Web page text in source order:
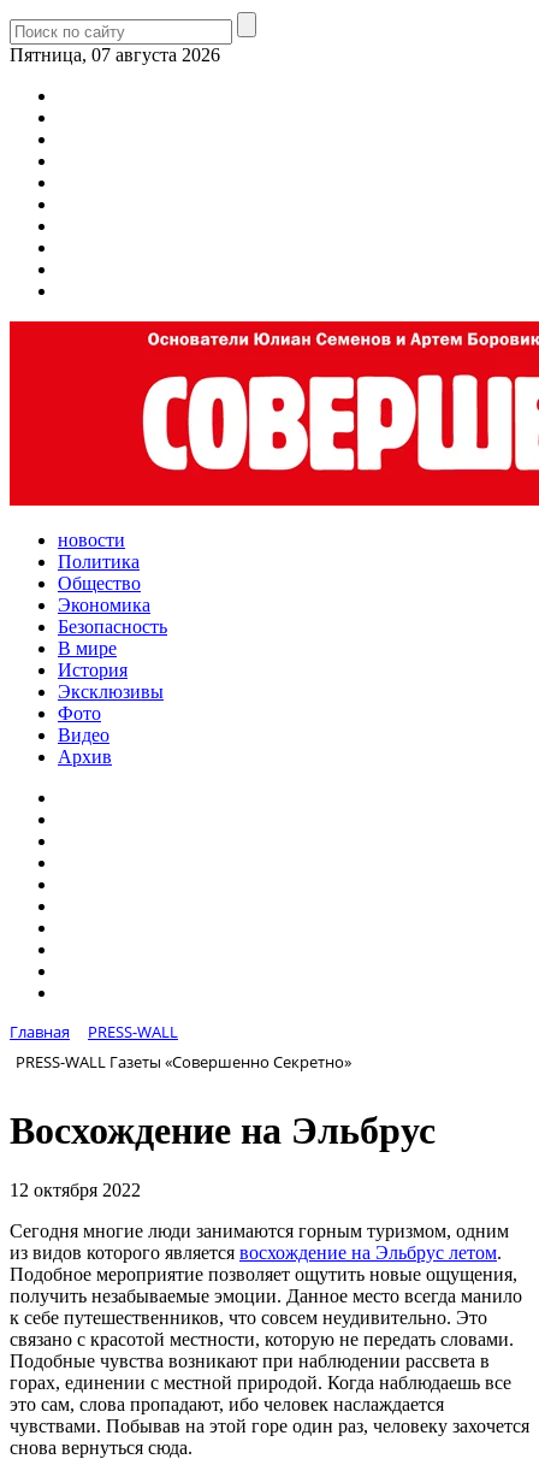
Пятница, 07 августа 2026
новости
Политика
Общество
Экономика
Безопасность
В мире
История
Эксклюзивы
Фото
Видео
Архив
Главная
PRESS-WALL
PRESS-WALL Газеты «Совершенно Секретно»
Восхождение на Эльбрус
12 октября 2022
Сегодня многие люди занимаются горным туризмом, одним
из видов которого является восхождение на Эльбрус летом.
Подобное мероприятие позволяет ощутить новые ощущения,
получить незабываемые эмоции. Данное место всегда манило
к себе путешественников, что совсем неудивительно. Это
связано с красотой местности, которую не передать словами.
Подобные чувства возникают при наблюдении рассвета в
горах, единении с местной природой. Когда наблюдаешь все
это сам, слова пропадают, ибо человек наслаждается
чувствами. Побывав на этой горе один раз, человеку захочется
снова вернуться сюда.